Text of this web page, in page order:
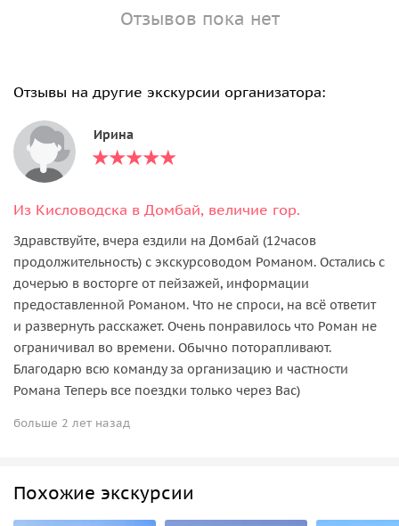
Отзывов пока нет
Отзывы на другие экскурсии организатора:
Ирина
Из Кисловодска в Домбай, величие гор.
Здравствуйте, вчера ездили на Домбай (12часов
продолжительность) с экскурсоводом Романом. Остались с
дочерью в восторге от пейзажей, информации
предоставленной Романом. Что не спроси, на всё ответит
и развернуть расскажет. Очень понравилось что Роман не
ограничивал во времени. Обычно поторапливают.
Благодарю всю команду за организацию и частности
Романа Теперь все поездки только через Вас)
больше 2 лет назад
Похожие экскурсии